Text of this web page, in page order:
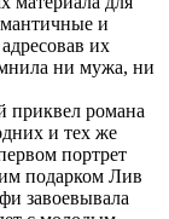
и
их
ни мужа, ни
приквел романа
и тех же
портрет
подарком Лив
завоевывала